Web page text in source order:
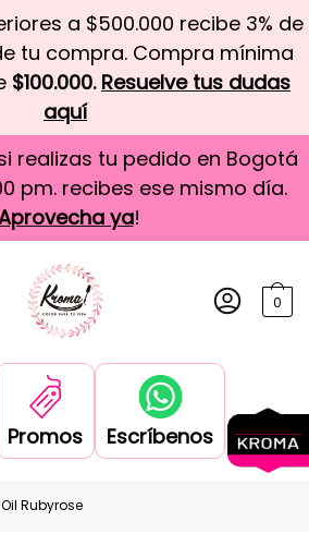
a $500.000 recibe 3% de
tu compra. Compra mínima
$100.000. Resuelve tus dudas
aquí
realizas tu pedido en Bogotá
pm. recibes ese mismo día.
ya!
0
Promos Escríbenos
Rubyrose